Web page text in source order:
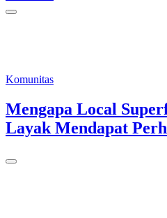
Komunitas
Mengapa Local
Layak Mendapat